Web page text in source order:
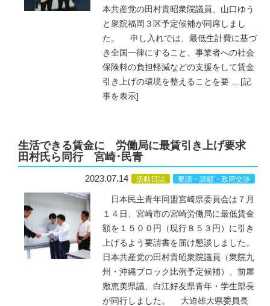
本共産党の田村貴昭衆院議員、山口ゆう
と衆院福岡３区予定候補が同席しまし
た。 申し入れでは、最低生計費に基づ
き全国一律にすること、事業者への社会
保険料の負担軽減などの支援をして賃金
引き上げの環境を整えることを要 … [記
事を表示]
生活できる賃金に 労働局に最賃引き上げ要求
田村氏ら同行 宮崎･民青
2023.07.14 活動日誌 要請・請願・政府交渉
日本民主青年同盟宮崎県委員会は７月
１４日、宮崎市の宮崎労働局に最低賃金
額を１５００円（現行８５３円）に引き
上げるよう要請書を届け懇談しました。
日本共産党の田村貴昭衆院議員（衆院九
州・沖縄ブロック比例予定候補）、前屋
敷恵美県議、白江好友県青年・学生部長
が同行しました。 大迫雄大県委員長